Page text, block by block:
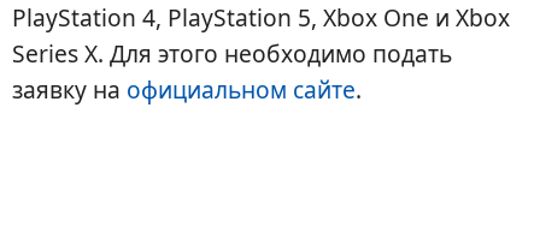
PlayStation 4, PlayStation 5, Xbox One и Xbox
Series X. Для этого необходимо подать
заявку на официальном сайте.